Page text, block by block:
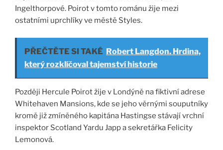
Ingelthorpové. Poirot v tomto románu žije mezi
ostatními uprchlíky ve městě Styles.
PŘEČTĚTE SI TAKÉ Robert Langdon. Hrdina,
který rozklíčoval tajemství historie
Později Hercule Poirot žije v Londýně na fiktivní adrese
Whitehaven Mansions, kde se jeho věrnými souputníky
kromě již zmíněného kapitána Hastingse stávají vrchní
inspektor Scotland Yardu Japp a sekretářka Felicity
Lemonová.